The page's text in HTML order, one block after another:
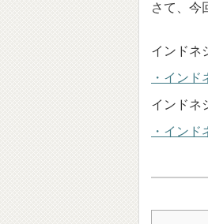
さて、今
インドネ
・イン
インドネ
・イン